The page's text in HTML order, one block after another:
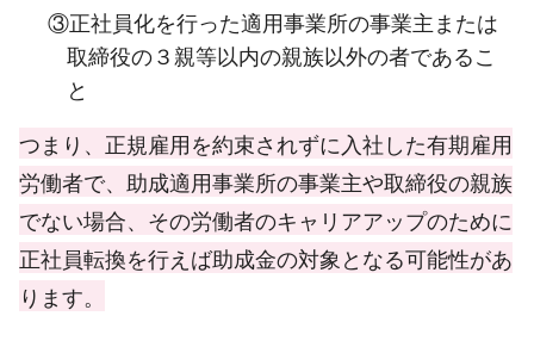
③正社員化を行った適用事業所の事業主または
取締役の３親等以内の親族以外の者であるこ
と
つまり、正規雇用を約束されずに入社した有期雇用
労働者で、助成適用事業所の事業主や取締役の親族
でない場合、その労働者のキャリアアップのために
正社員転換を行えば助成金の対象となる可能性があ
ります。